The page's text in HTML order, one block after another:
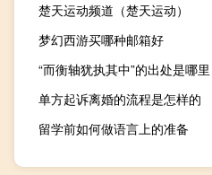
楚天运动频道（楚天运动）
梦幻西游买哪种邮箱好
“而衡轴犹执其中”的出处是哪里
单方起诉离婚的流程是怎样的
留学前如何做语言上的准备